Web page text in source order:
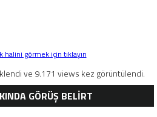
halini görmek için tıklayın
ve 9.171 views kez görüntülendi.
GÖRÜŞ BELİRT